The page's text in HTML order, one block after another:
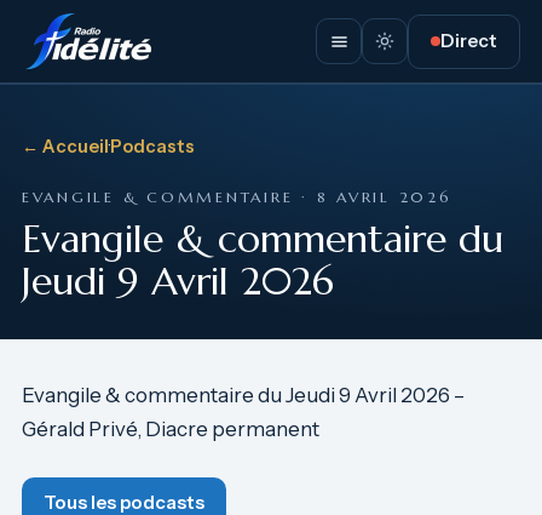
Direct
← Accueil·Podcasts
EVANGILE & COMMENTAIRE · 8 AVRIL 2026
Evangile & commentaire du
Jeudi 9 Avril 2026
Evangile & commentaire du Jeudi 9 Avril 2026 –
Gérald Privé, Diacre permanent
Tous les podcasts